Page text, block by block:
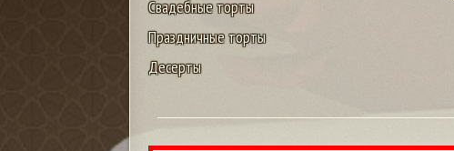
Свадебные торты
Праздничные торты
Десерты